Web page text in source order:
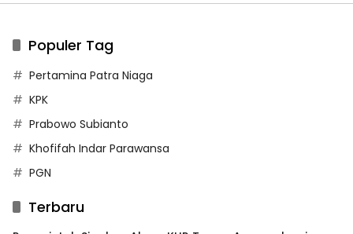
Populer Tag
Pertamina Patra Niaga
KPK
Prabowo Subianto
Khofifah Indar Parawansa
PGN
Terbaru